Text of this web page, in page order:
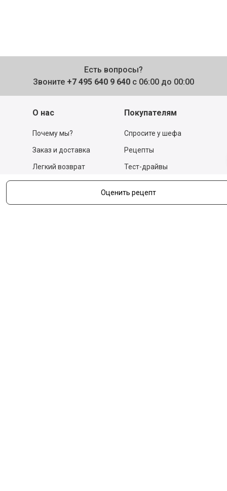
Оценить рецепт
Есть вопросы?
Звоните +7 495 640 9 640 с 06:00 до 00:00
О нас
Почему мы?
Заказ и доставка
Легкий возврат
Отзывы
Покупателям
Спросите у шефа
Рецепты
Тест-драйвы
Действующие акции